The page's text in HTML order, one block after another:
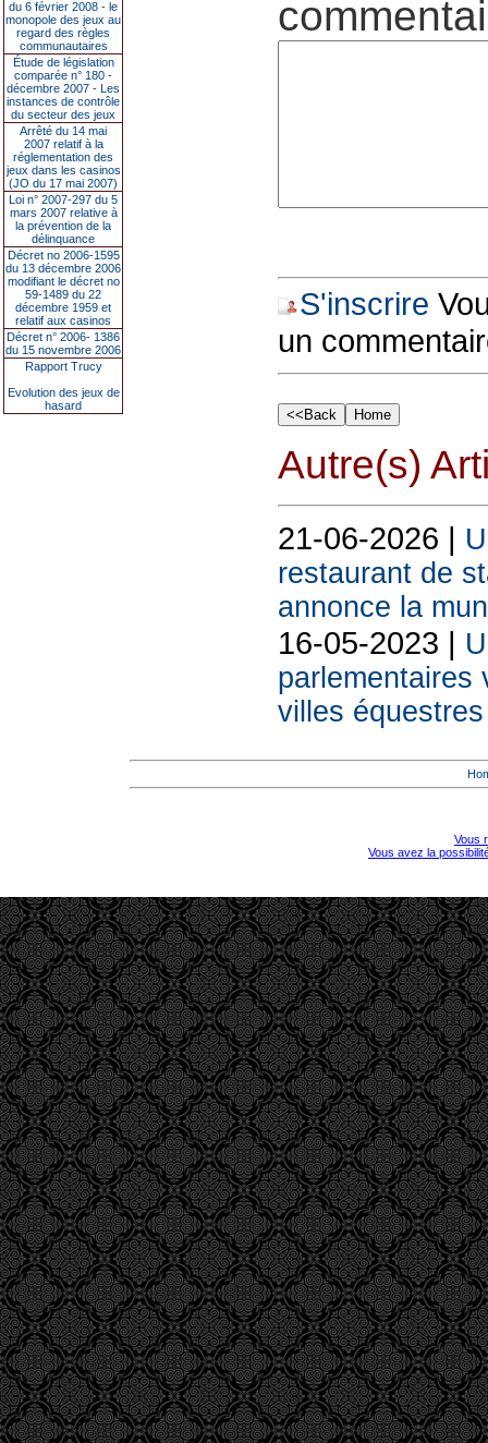
du 6 février 2008 - le
monopole des jeux au
regard des règles
communautaires
Étude de législation
comparée n° 180 -
décembre 2007 - Les
instances de contrôle
du secteur des jeux
Arrêté du 14 mai
2007 relatif à la
réglementation des
jeux dans les casinos
(JO du 17 mai 2007)
Loi n° 2007-297 du 5
mars 2007 relative à
la prévention de la
délinquance
Décret no 2006-1595
du 13 décembre 2006
modifiant le décret no
59-1489 du 22
décembre 1959 et
relatif aux casinos
Décret n° 2006- 1386
du 15 novembre 2006
Rapport Trucy
Evolution des jeux de
hasard
S'inscrire
un
Autre(s)
21-06-2026 |
restaurant de
annonce la
16-05-2023 |
parlementaires
villes équestres
Vous
Vous avez la